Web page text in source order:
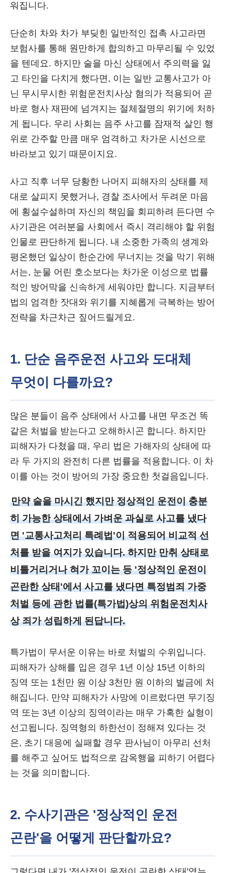
워집니다.
단순히 차와 차가 부딪힌 일반적인 접촉 사고라면
보험사를 통해 원만하게 합의하고 마무리될 수 있었
을 텐데요. 하지만 술을 마신 상태에서 주의력을 잃
고 타인을 다치게 했다면, 이는 일반 교통사고가 아
닌 무시무시한 위험운전치사상 혐의가 적용되어 곧
바로 형사 재판에 넘겨지는 절체절명의 위기에 처하
게 됩니다. 우리 사회는 음주 사고를 잠재적 살인 행
위로 간주할 만큼 매우 엄격하고 차가운 시선으로
바라보고 있기 때문이지요.
사고 직후 너무 당황한 나머지 피해자의 상태를 제
대로 살피지 못했거나, 경찰 조사에서 두려운 마음
에 횡설수설하며 자신의 책임을 회피하려 든다면 수
사기관은 여러분을 사회에서 즉시 격리해야 할 위험
인물로 판단하게 됩니다. 내 소중한 가족의 생계와
평온했던 일상이 한순간에 무너지는 것을 막기 위해
서는, 눈물 어린 호소보다는 차가운 이성으로 법률
적인 방어막을 신속하게 세워야만 합니다. 지금부터
법의 엄격한 잣대와 위기를 지혜롭게 극복하는 방어
전략을 차근차근 짚어드릴게요.
1. 단순 음주운전 사고와 도대체
무엇이 다를까요?
많은 분들이 음주 상태에서 사고를 내면 무조건 똑
같은 처벌을 받는다고 오해하시곤 합니다. 하지만
피해자가 다쳤을 때, 우리 법은 가해자의 상태에 따
라 두 가지의 완전히 다른 법률을 적용합니다. 이 차
이를 아는 것이 방어의 가장 중요한 첫걸음입니다.
만약 술을 마시긴 했지만 정상적인 운전이 충분
히 가능한 상태에서 가벼운 과실로 사고를 냈다
면 '교통사고처리 특례법'이 적용되어 비교적 선
처를 받을 여지가 있습니다. 하지만 만취 상태로
비틀거리거나 혀가 꼬이는 등 '정상적인 운전이
곤란한 상태'에서 사고를 냈다면 특정범죄 가중
처벌 등에 관한 법률(특가법)상의 위험운전치사
상 죄가 성립하게 된답니다.
특가법이 무서운 이유는 바로 처벌의 수위입니다.
피해자가 상해를 입은 경우 1년 이상 15년 이하의
징역 또는 1천만 원 이상 3천만 원 이하의 벌금에 처
해집니다. 만약 피해자가 사망에 이르렀다면 무기징
역 또는 3년 이상의 징역이라는 매우 가혹한 실형이
선고됩니다. 징역형의 하한선이 정해져 있다는 것
은, 초기 대응에 실패할 경우 판사님이 아무리 선처
를 해주고 싶어도 법적으로 감옥행을 피하기 어렵다
는 것을 의미합니다.
2. 수사기관은 '정상적인 운전
곤란'을 어떻게 판단할까요?